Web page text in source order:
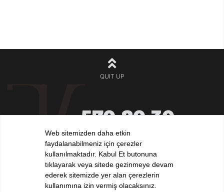
QUIT UP
570 80 30
+90 532532 32 32
iletisim@elvankilic.com
FOLLOW US !
Web sitemizden daha etkin
faydalanabilmeniz için çerezler
kullanılmaktadır. Kabul Et butonuna
tıklayarak veya sitede gezinmeye devam
ederek sitemizde yer alan çerezlerin
kullanımına izin vermiş olacaksınız.